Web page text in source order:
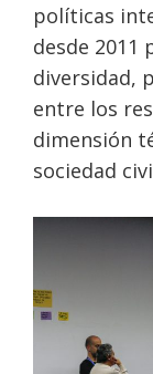
políticas
desde 2011
diversidad,
entre los
dimensión
sociedad